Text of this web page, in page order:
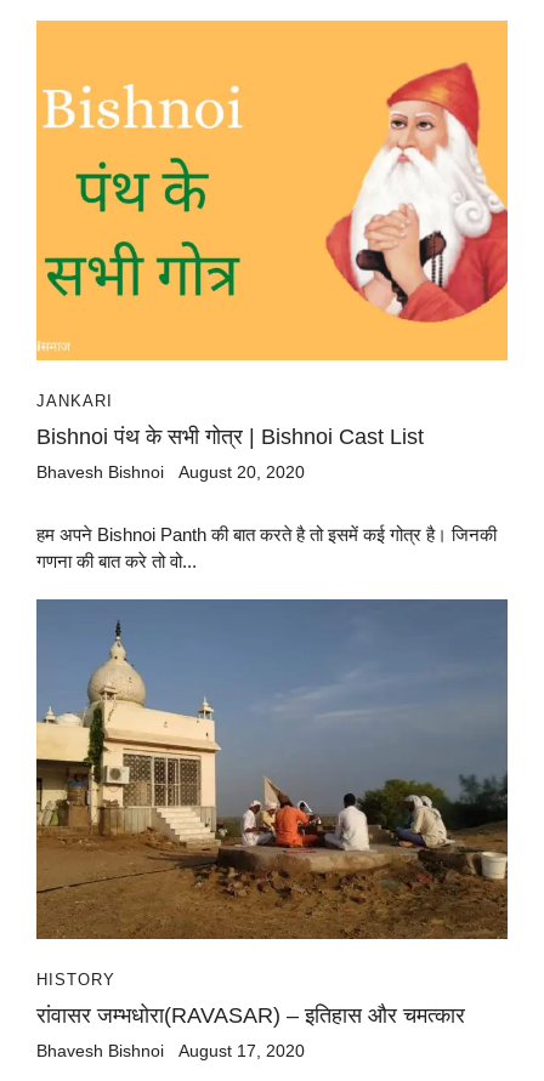
JANKARI
Bishnoi पंथ के सभी गोत्र | Bishnoi Cast List
Bhavesh Bishnoi August 20, 2020
हम अपने Bishnoi Panth की बात करते है तो इसमें कई गोत्र है। जिनकी
गणना की बात करे तो वो...
HISTORY
रांवासर जम्भधोरा(RAVASAR) – इतिहास और चमत्कार
Bhavesh Bishnoi August 17, 2020